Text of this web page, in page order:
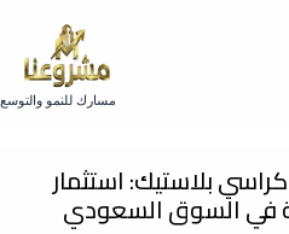
مسارك للنمو والتوسع
بلاستيك: استثمار
في السوق السعودي